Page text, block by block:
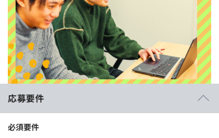
応募要件
必須要件